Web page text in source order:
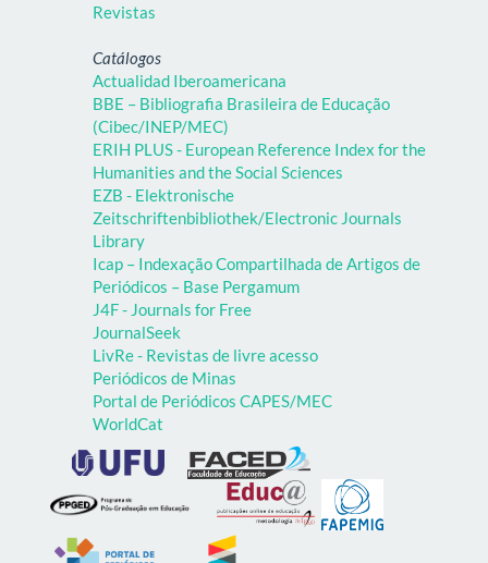
Revistas
Catálogos
Actualidad Iberoamericana
BBE – Bibliografia Brasileira de Educação
(Cibec/INEP/MEC)
ERIH PLUS - European Reference Index for the
Humanities and the Social Sciences
EZB - Elektronische
Zeitschriftenbibliothek/Electronic Journals
Library
Icap – Indexação Compartilhada de Artigos de
Periódicos – Base Pergamum
J4F - Journals for Free
JournalSeek
LivRe - Revistas de livre acesso
Periódicos de Minas
Portal de Periódicos CAPES/MEC
WorldCat